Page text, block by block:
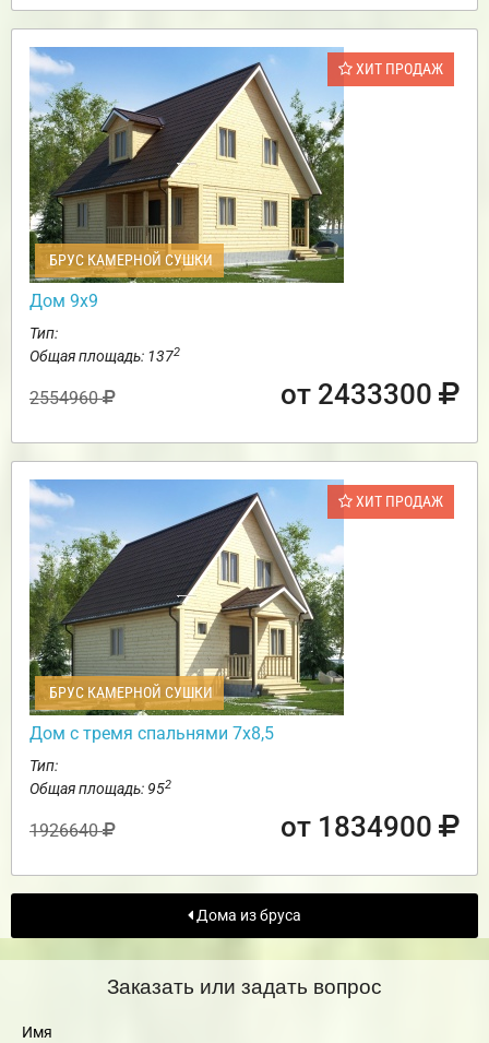
ХИТ ПРОДАЖ
БРУС КАМЕРНОЙ СУШКИ
Дом 9х9
Тип:
Общая площадь: 1372
2554960 от 2433300
ХИТ ПРОДАЖ
БРУС КАМЕРНОЙ СУШКИ
Дом с тремя спальнями 7х8,5
Тип:
Общая площадь: 952
1926640 от 1834900
Дома из бруса
Заказать или задать вопрос
Имя